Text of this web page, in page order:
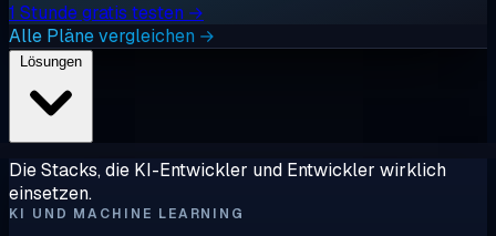
1 Stunde gratis testen →
Alle Pläne vergleichen →
Die Stacks, die KI-Entwickler und Entwickler wirklich
einsetzen.
KI UND MACHINE LEARNING